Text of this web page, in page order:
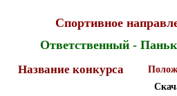
Спортивное
Ответственный -
Название конкурса